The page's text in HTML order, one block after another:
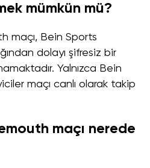
mümkün mü?
maçı, Bein Sports
dolayı şifresiz bir
Yalnızca Bein
maçı canlı olarak takip
maçı nerede